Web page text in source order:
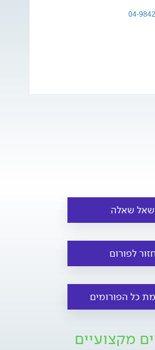
04-
שאל שאלה
חזור לפורום
כל הפורומים
מקצועיים